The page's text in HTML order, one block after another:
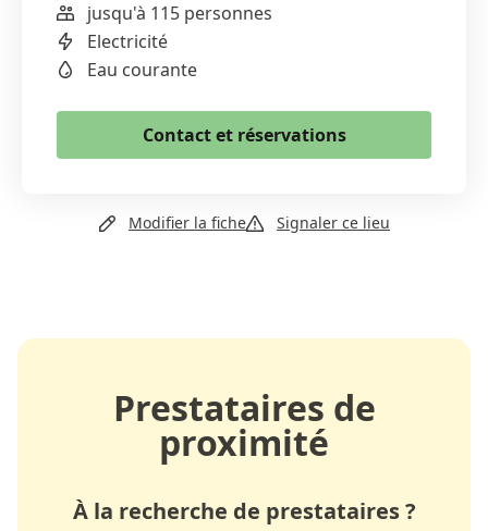
WhatsApp
Email
jusqu'à 115 personnes
Electricité
Eau courante
Contact et réservations
Email
Modifier la fiche Signaler ce lieu
Prestataires de
proximité
À la recherche de prestataires ?